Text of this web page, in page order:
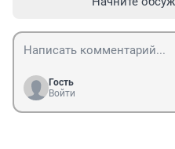
Гость
Войти